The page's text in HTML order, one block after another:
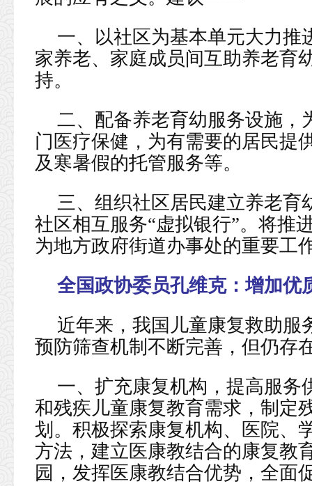
一、以社区为基本单元大力推
家养老、家庭成员间互助养老育
持。
二、配备养老育幼服务设施，
门医疗保健，为有需要的居民提
及寒暑假的托管服务等。
三、组织社区居民建立养老育
社区相互服务“虚拟银行”。将推
为地方政府街道办事处的重要工
全国政协委员孔维克：增加优
近年来，我国儿童康复救助服
预防筛查机制不断完善，但仍
一、扩充康复机构，提高服务
和残疾儿童康复教育需求，制定
划。积极探索康复机构、医院、
方法，建立医康教结合的康复教
园，发挥医康教结合优势，全面